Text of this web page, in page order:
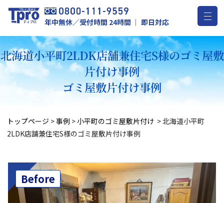
年中無休／受付時間 24時間 ｜ 即日対応
北海道小平町2LDK店舗兼住宅S様のゴミ屋敷
片付け事例
ゴミ屋敷片付け事例
トップページ >事例 > 小平町のゴミ屋敷片付け >北海道小平町
2LDK店舗兼住宅S様のゴミ屋敷片付け事例
Before